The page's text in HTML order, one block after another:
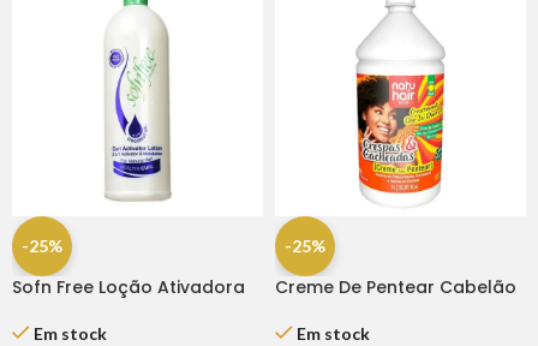
-25%
Sofn Free Loção Ativadora
Em stock
-25%
Creme De Pentear Cabelão
Em stock